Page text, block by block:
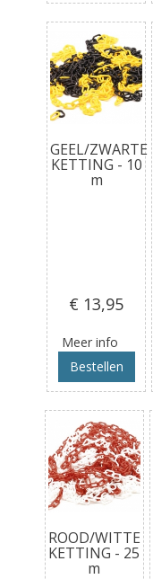
GEEL/ZWARTE
KETTING - 10
m
€ 13,95
Meer info
Bestellen
ROOD/WITTE
KETTING - 25
m